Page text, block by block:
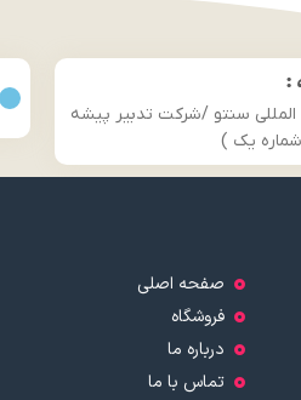
:
المللی سنتو /شرکت تدبیر پیشه
یک )
صفحه اصلی
فروشگاه
درباره ما
تماس با ما